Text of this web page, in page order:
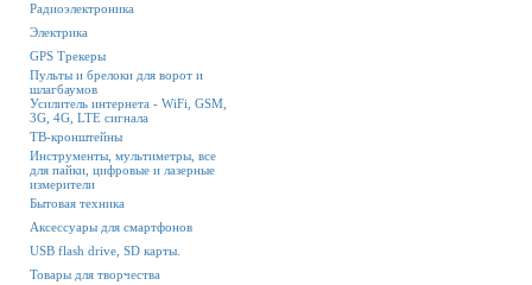
Радиоэлектроника
Электрика
GPS Трекеры
Пульты и брелоки для ворот и
шлагбаумов
Усилитель интернета - WiFi, GSM,
3G, 4G, LTE сигнала
ТВ-кронштейны
Инструменты, мультиметры, все
для пайки, цифровые и лазерные
измерители
Бытовая техника
Аксессуары для смартфонов
USB flash drive, SD карты.
Товары для творчества